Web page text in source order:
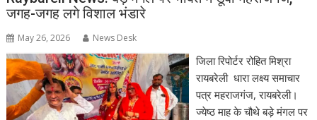
जगह-जगह लगे विशाल भंडारे
May 26, 2026 News Desk
जिला रिपोर्टर रोहित मिश्रा
रायबरेली धारा लक्ष्य समाचार
पत्र महराजगंज, रायबरेली।
ज्येष्ठ माह के चौथे बड़े मंगल पर